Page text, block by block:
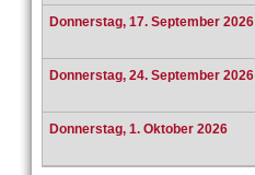
Donnerstag, 17. September 2026
Donnerstag, 24. September 2026
Donnerstag, 1. Oktober 2026